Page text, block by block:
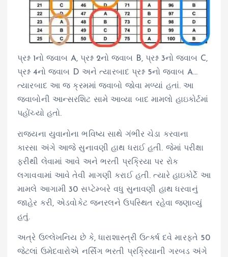
પ્રશ્ન 1નો જવાબ A, પ્રશ્ન 2નો જવાબ B, પ્રશ્ન 3નો જવાબ C,
પ્રશ્ન 4નો જવાબ D અને ત્યારબાદ પ્રશ્ન 5નો જવાબ A…
ત્યારબાદ આ જ ક્રમમાં જવાબો જોવા મળ્યાં હતાં. આ
જવાબોની આન્સરશિટ સામે આવ્યા બાદ મામલો હાઇકોર્ટમાં
પહોંચ્યો હતો.
રાજ્યના યુવાનોના ભવિષ્ય સાથે ગંભીર ચેડા કરવાના
કારસા અંગે આજે સુનાવણી હાથ ધરાઈ હતી. જેમાં પરીક્ષા
ફરીથી લેવામાં આવે અને ભરતી પ્રક્રિયા પર રોક
લગાવવામાં આવે તેવી માગણી કરાઈ હતી. ત્યારે હાઇકોર્ટે આ
મામલે આગામી 30 સપ્ટેમ્બરે વધુ સુનાવણી હાથ ધરવાનું
જાહેર કરી, એડવોકેટ જનરલને ઉપસ્થિત રહેવા જણાવ્યું
હતું.
અત્રે ઉલ્લેખનિય છે કે, ધારાશાસ્ત્રી ઉત્કર્ષ દવે મારફતે 50
જેટલાં ઉમેદવારોએ નર્સિંગ ભરતી પ્રક્રિયાની ગરબડ અંગે